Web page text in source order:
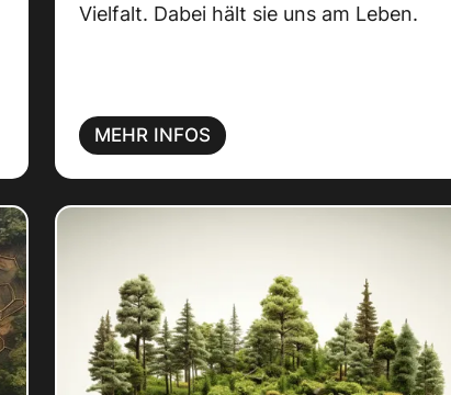
Vielfalt. Dabei hält sie uns am Leben.
MEHR INFOS